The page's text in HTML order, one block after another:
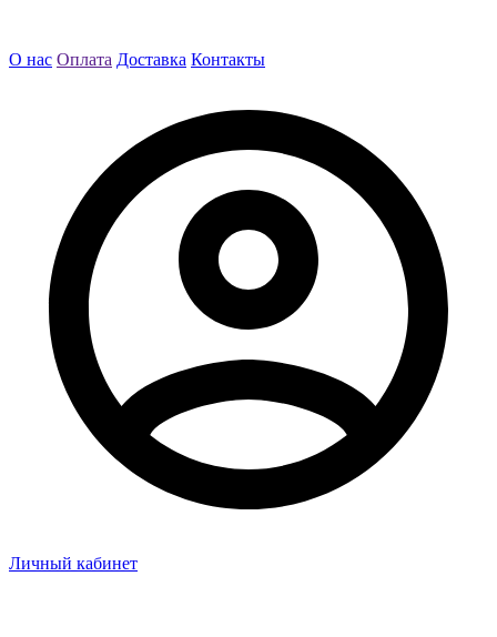
О нас Оплата Доставка Контакты
Личный кабинет